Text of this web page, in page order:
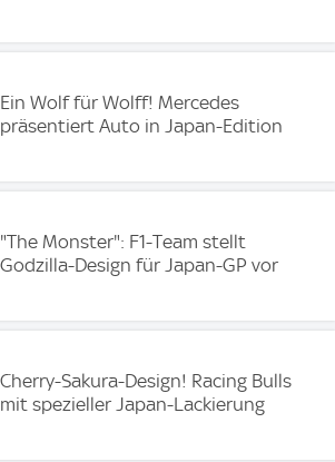
Ein Wolf für Wolff! Mercedes
präsentiert Auto in Japan-Edition
"The Monster": F1-Team stellt
Godzilla-Design für Japan-GP vor
Cherry-Sakura-Design! Racing Bulls
mit spezieller Japan-Lackierung